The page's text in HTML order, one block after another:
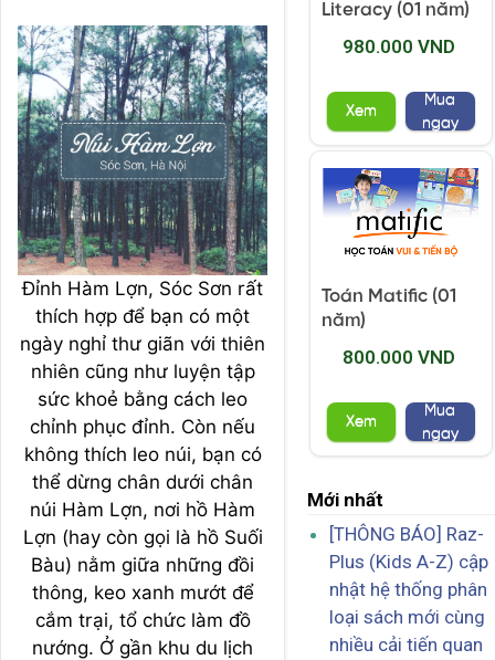
Đỉnh Hàm Lợn, Sóc Sơn rất
thích hợp để bạn có một
ngày nghỉ thư giãn với thiên
nhiên cũng như luyện tập
sức khoẻ bằng cách leo
chỉnh phục đỉnh. Còn nếu
không thích leo núi, bạn có
thể dừng chân dưới chân
núi Hàm Lợn, nơi hồ Hàm
Lợn (hay còn gọi là hồ Suối
Bàu) nằm giữa những đồi
thông, keo xanh mướt để
cắm trại, tổ chức làm đồ
nướng. Ở gần khu du lịch
Literacy (01 năm)
980.000 VND
Xem
Mua
ngay
Toán Matific (01
năm)
800.000 VND
Xem
Mua
ngay
Mới nhất
[THÔNG BÁO] Raz-
Plus (Kids A-Z) cập
nhật hệ thống phân
loại sách mới cùng
nhiều cải tiến quan